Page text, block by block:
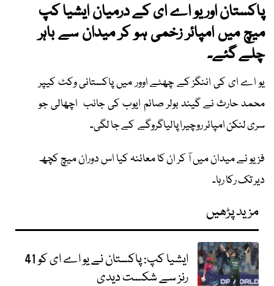
پاکستان اور یو اے ای کے درمیان ایشیا کپ
میچ میں امپائر زخمی ہو کر میدان سے باہر
چلے گئے۔
یو اے ای کی اننگز کے چھٹے اوور میں پاکستانی وکٹ کیپر
محمد حارث نے گیند بولر صائم ایوب کی جانب اچھالی جو
سری لنکن امپائر روچیرا پالیاگروگے کے جا لگی۔
فزیو نے میدان میں آ کر ان کا معائنہ کیا اس دوران میچ کچھ
دیر تک رکا رہا۔
مزید پڑھیں
ایشیا کپ: پاکستان نے یو اے ای کو 41
رنز سے شکست دیدی